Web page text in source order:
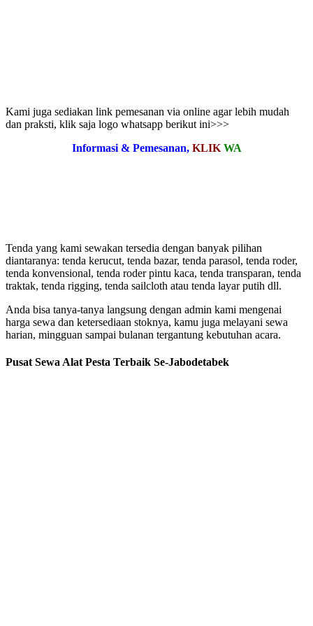
Kami juga sediakan link pemesanan via online agar lebih mudah
dan praksti, klik saja logo whatsapp berikut ini>>>
Informasi & Pemesanan, KLIK WA
Tenda yang kami sewakan tersedia dengan banyak pilihan
diantaranya: tenda kerucut, tenda bazar, tenda parasol, tenda roder,
tenda konvensional, tenda roder pintu kaca, tenda transparan, tenda
traktak, tenda rigging, tenda sailcloth atau tenda layar putih dll.
Anda bisa tanya-tanya langsung dengan admin kami mengenai
harga sewa dan ketersediaan stoknya, kamu juga melayani sewa
harian, mingguan sampai bulanan tergantung kebutuhan acara.
Pusat Sewa Alat Pesta Terbaik Se-Jabodetabek